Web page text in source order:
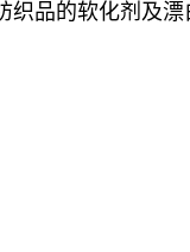
品的软化剂及